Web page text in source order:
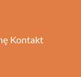
Kontakt